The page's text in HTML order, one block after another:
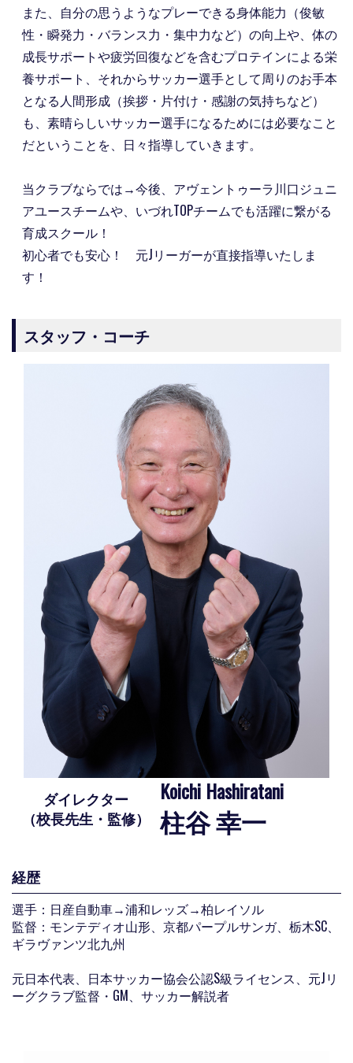
また、自分の思うようなプレーできる身体能力（俊敏
性・瞬発力・バランス力・集中力など）の向上や、体の
成長サポートや疲労回復などを含むプロテインによる栄
養サポート、それからサッカー選手として周りのお手本
となる人間形成（挨拶・片付け・感謝の気持ちなど）
も、素晴らしいサッカー選手になるためには必要なこと
だということを、日々指導していきます。
当クラブならでは→今後、アヴェントゥーラ川口ジュニ
アユースチームや、いづれTOPチームでも活躍に繋がる
育成スクール！
初心者でも安心！ 元Jリーガーが直接指導いたしま
す！
スタッフ・コーチ
ダイレクター
（校長先生・監修）
Koichi Hashiratani
柱谷 幸一
経歴
選手：日産自動車→浦和レッズ→柏レイソル
監督：モンテディオ山形、京都パープルサンガ、栃木SC、
ギラヴァンツ北九州
元日本代表、日本サッカー協会公認S級ライセンス、元Jリ
ーグクラブ監督・GM、サッカー解説者